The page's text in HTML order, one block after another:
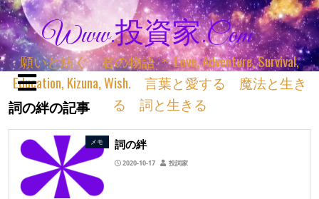
Www.投資家.com
願いと紡ぐ 君の物語 ＊ Love, Adventure, Survival,
Education, Kizuna, Wish. 言葉と愛する 魔法と生き
る 詞と生きる
詞の絆の記事
メモ 詞の絆
2020-10-17 投詞家